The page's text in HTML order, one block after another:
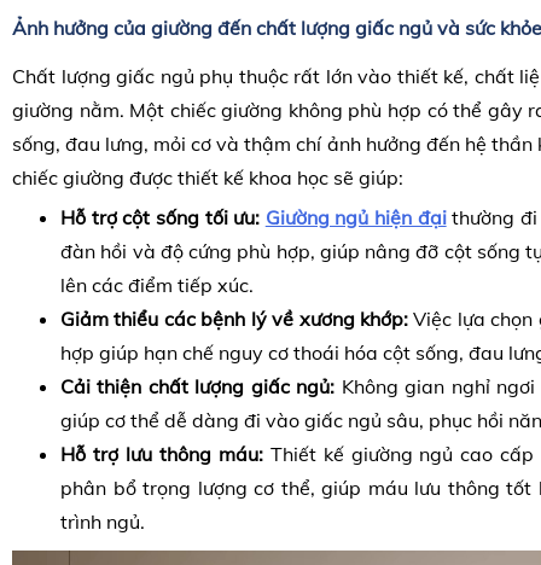
Ảnh hưởng của giường đến chất lượng giấc ngủ và sức
Chất lượng giấc ngủ phụ thuộc rất lớn vào thiết kế, chất
giường nằm. Một chiếc giường không phù hợp có thể gây
sống, đau lưng, mỏi cơ và thậm chí ảnh hưởng đến hệ thần
chiếc giường được thiết kế khoa học sẽ giúp:
Hỗ trợ cột sống tối ưu: Giường ngủ hiện đạithường đi
đàn hồi và độ cứng phù hợp, giúp nâng đỡ cột sống
lên các điểm tiếp xúc.
Giảm thiểu các bệnh lý về xương khớp: Việc lựa
hợp giúp hạn chế nguy cơ thoái hóa cột sống, đau
Cải thiện chất lượng giấc ngủ: Không gian nghỉ
giúp cơ thể dễ dàng đi vào giấc ngủ sâu, phục hồi
Hỗ trợ lưu thông máu:Thiết kế giường ngủ cao cấp
phân bổ trọng lượng cơ thể, giúp máu lưu thông tốt
trình ngủ.